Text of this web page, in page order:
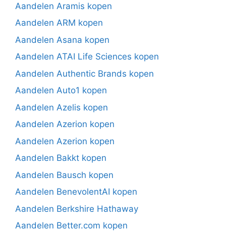
Aandelen Aramis kopen
Aandelen ARM kopen
Aandelen Asana kopen
Aandelen ATAI Life Sciences kopen
Aandelen Authentic Brands kopen
Aandelen Auto1 kopen
Aandelen Azelis kopen
Aandelen Azerion kopen
Aandelen Azerion kopen
Aandelen Bakkt kopen
Aandelen Bausch kopen
Aandelen BenevolentAI kopen
Aandelen Berkshire Hathaway
Aandelen Better.com kopen